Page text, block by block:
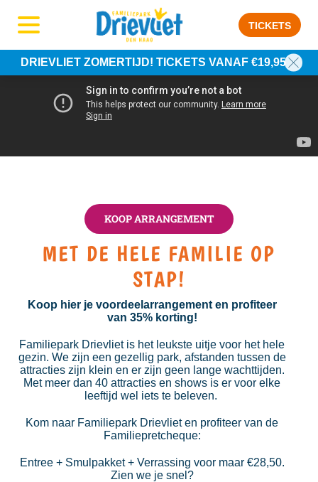
TICKETS
DRIEVLIET ZOMERTIJD! TICKETS VANAF €19,95
KOOP ARRANGEMENT
MET DE HELE FAMILIE OP
STAP!
Koop hier je voordeelarrangement en profiteer
van 35% korting!
Familiepark Drievliet is het leukste uitje voor het hele
gezin. We zijn een gezellig park, afstanden tussen de
attracties zijn klein en er zijn geen lange wachttijden.
Met meer dan 40 attracties en shows is er voor elke
leeftijd wel iets te beleven.
Kom naar Familiepark Drievliet en profiteer van de
Familiepretcheque:
Entree + Smulpakket + Verrassing voor maar €28,50.
Zien we je snel?